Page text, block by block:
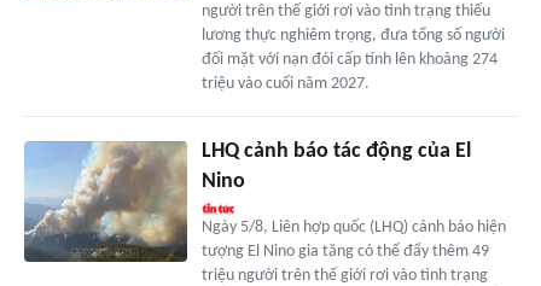
người trên thế giới rơi vào tình trạng thiếu
lương thực nghiêm trọng, đưa tổng số người
đối mặt với nạn đói cấp tính lên khoảng 274
triệu vào cuối năm 2027.
LHQ cảnh báo tác động của El
Nino
Ngày 5/8, Liên hợp quốc (LHQ) cảnh báo hiện
tượng El Nino gia tăng có thể đẩy thêm 49
triệu người trên thế giới rơi vào tình trạng